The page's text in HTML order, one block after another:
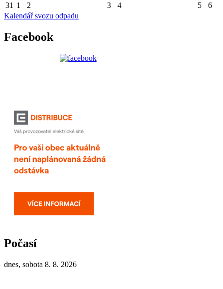
31 1 2 3 4 5
6
Kalendář svozu odpadu
Facebook
Počasí
dnes, sobota 8. 8. 2026